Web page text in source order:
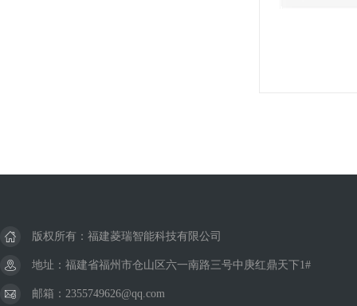
版权所有：福建菱瑞智能科技有限公司
地址：福建省福州市仓山区六一南路三号中庚红鼎天下1#
邮箱：2355749626@qq.com